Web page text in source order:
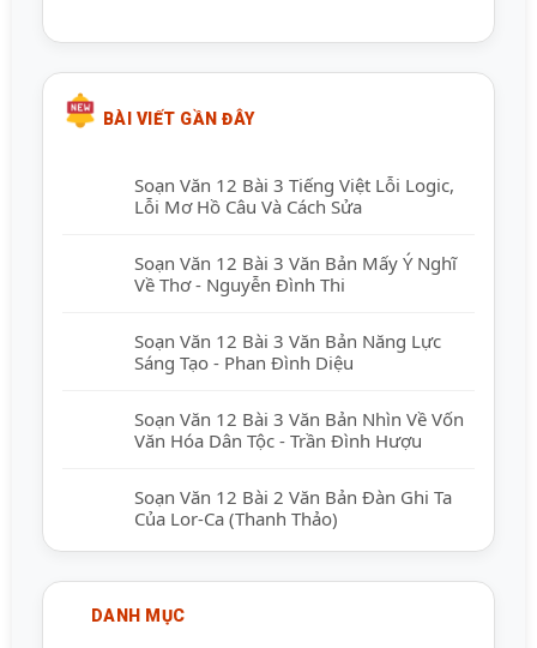
BÀI VIẾT GẦN ĐÂY
Soạn Văn 12 Bài 3 Tiếng Việt Lỗi Logic,
Lỗi Mơ Hồ Câu Và Cách Sửa
Soạn Văn 12 Bài 3 Văn Bản Mấy Ý Nghĩ
Về Thơ - Nguyễn Đình Thi
Soạn Văn 12 Bài 3 Văn Bản Năng Lực
Sáng Tạo - Phan Đình Diệu
Soạn Văn 12 Bài 3 Văn Bản Nhìn Về Vốn
Văn Hóa Dân Tộc - Trần Đình Hượu
Soạn Văn 12 Bài 2 Văn Bản Đàn Ghi Ta
Của Lor-Ca (Thanh Thảo)
DANH MỤC